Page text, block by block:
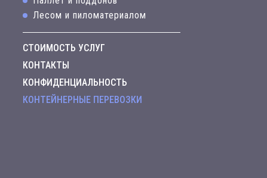
Лесом и пиломатериалом
СТОИМОСТЬ УСЛУГ
КОНТАКТЫ
КОНФИДЕНЦИАЛЬНОСТЬ
КОНТЕЙНЕРНЫЕ ПЕРЕВОЗКИ